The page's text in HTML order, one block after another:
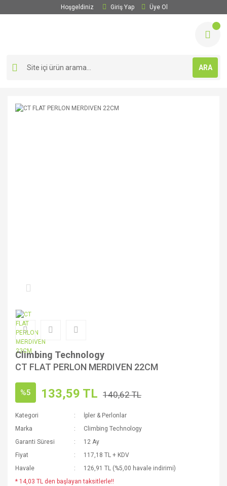
Hoşgeldiniz Giriş Yap Üye Ol
ARA
Climbing Technology
CT FLAT PERLON MERDIVEN 22CM
%5 133,59 TL 140,62 TL
Kategori
İpler & Perlonlar
Marka
Climbing Technology
Garanti Süresi
12 Ay
Fiyat
117,18 TL + KDV
Havale
126,91 TL (%5,00 havale indirimi)
* 14,03 TL den başlayan taksitlerle!!